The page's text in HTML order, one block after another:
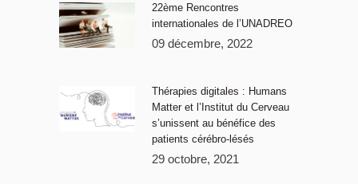
22ème Rencontres
internationales de l’UNADREO
09 décembre, 2022
Thérapies digitales : Humans
Matter et l’Institut du Cerveau
s’unissent au bénéfice des
patients cérébro-lésés
29 octobre, 2021